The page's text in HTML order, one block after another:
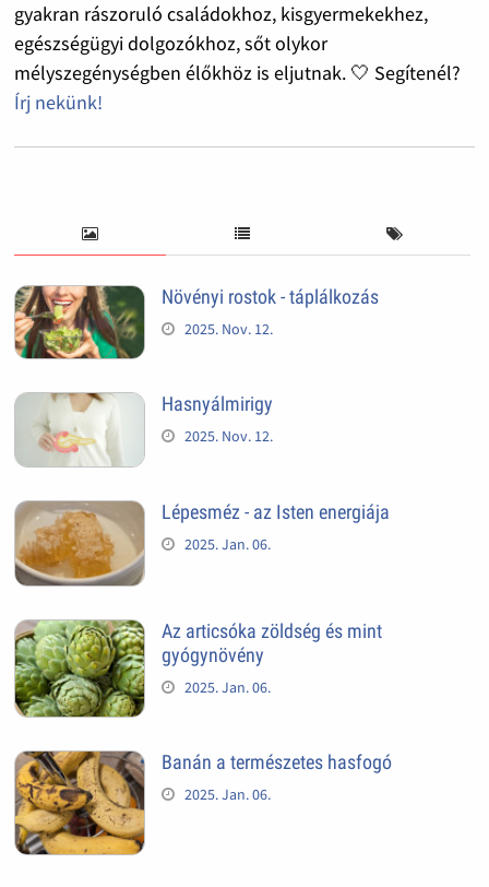
gyakran rászoruló családokhoz, kisgyermekekhez,
egészségügyi dolgozókhoz, sőt olykor
mélyszegénységben élőkhöz is eljutnak. 🤍 Segítenél?
Írj nekünk!
Növényi rostok - táplálkozás
2025. Nov. 12.
Hasnyálmirigy
2025. Nov. 12.
Lépesméz - az Isten energiája
2025. Jan. 06.
Az articsóka zöldség és mint
gyógynövény
2025. Jan. 06.
Banán a természetes hasfogó
2025. Jan. 06.